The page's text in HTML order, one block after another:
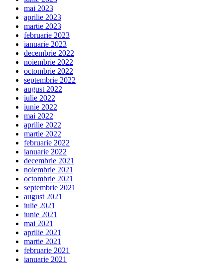
mai 2023
aprilie 2023
martie 2023
februarie 2023
ianuarie 2023
decembrie 2022
noiembrie 2022
octombrie 2022
septembrie 2022
august 2022
iulie 2022
iunie 2022
mai 2022
aprilie 2022
martie 2022
februarie 2022
ianuarie 2022
decembrie 2021
noiembrie 2021
octombrie 2021
septembrie 2021
august 2021
iulie 2021
iunie 2021
mai 2021
aprilie 2021
martie 2021
februarie 2021
ianuarie 2021